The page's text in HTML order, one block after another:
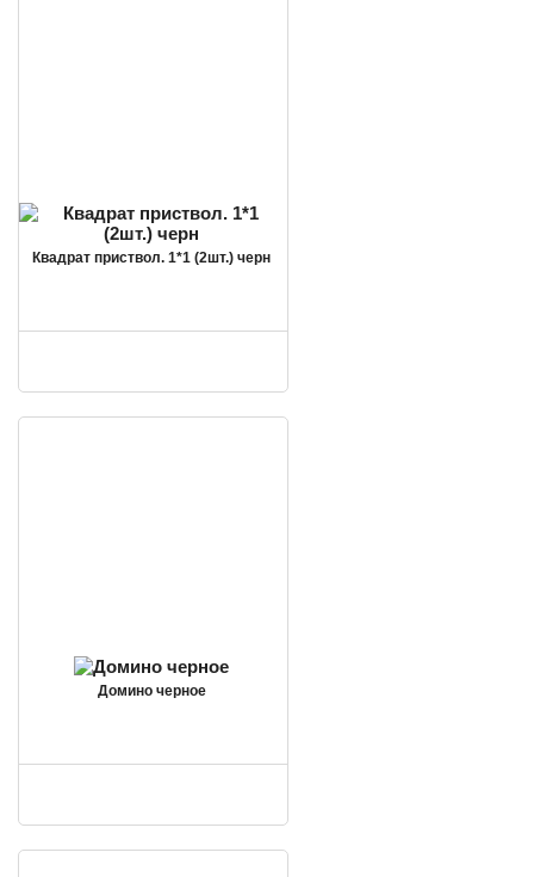
Квадрат приствол. 1*1 (2шт.) черн
Домино черное